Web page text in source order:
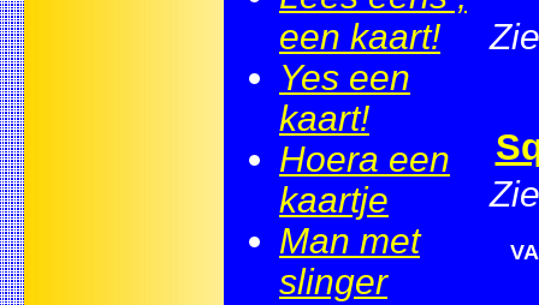
een kaart!
Yes een
kaart!
Hoera een
kaartje
Man met
slinger